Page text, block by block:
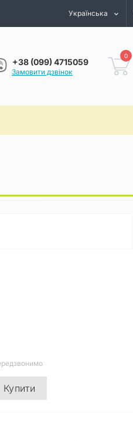
Українська
+38 (099) 4715059
Замовити дзвінок
0
Купити